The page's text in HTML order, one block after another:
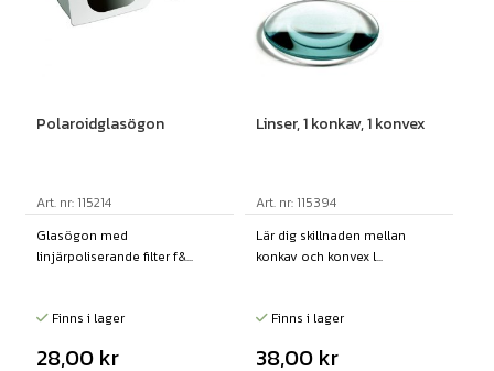
Polaroidglasögon
Art. nr: 115214
Glasögon med
linjärpoliserande filter f&...
Finns i lager
28,00 kr
Linser, 1 konkav, 1 konvex
Art. nr: 115394
Lär dig skillnaden mellan
konkav och konvex l...
Finns i lager
38,00 kr